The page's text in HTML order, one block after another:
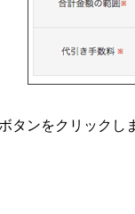
タンをクリックし